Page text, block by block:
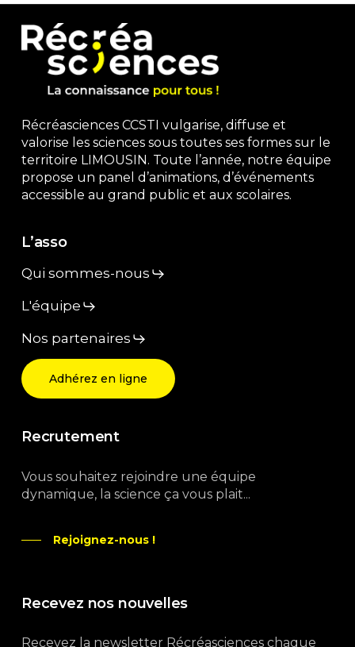
Récréasciences CCSTI vulgarise, diffuse et
valorise les sciences sous toutes ses formes sur le
territoire LIMOUSIN. Toute l’année, notre équipe
propose un panel d’animations, d’événements
accessible au grand public et aux scolaires.
L’asso
Qui sommes-nous
L'équipe
Nos partenaires
Adhérez en ligne
Recrutement
Vous souhaitez rejoindre une équipe
dynamique, la science ça vous plait...
Rejoignez-nous !
Recevez nos nouvelles
Recevez la newsletter Récréasciences chaque